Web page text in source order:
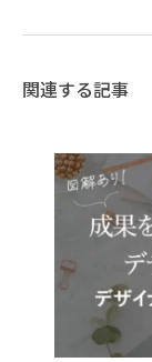
関連する記事